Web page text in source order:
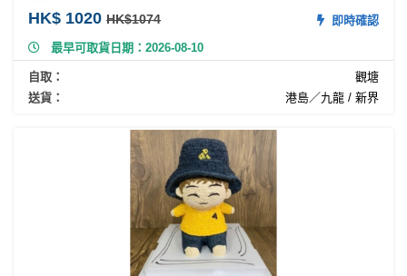
HK$ 1020 HK$1074
即時確認
最早可取貨日期：2026-08-10
自取：
觀塘
送貨：
港島／九龍 / 新界